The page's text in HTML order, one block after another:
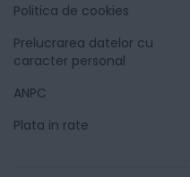
Politica de cookies
Prelucrarea datelor cu
caracter personal
ANPC
Plata in rate